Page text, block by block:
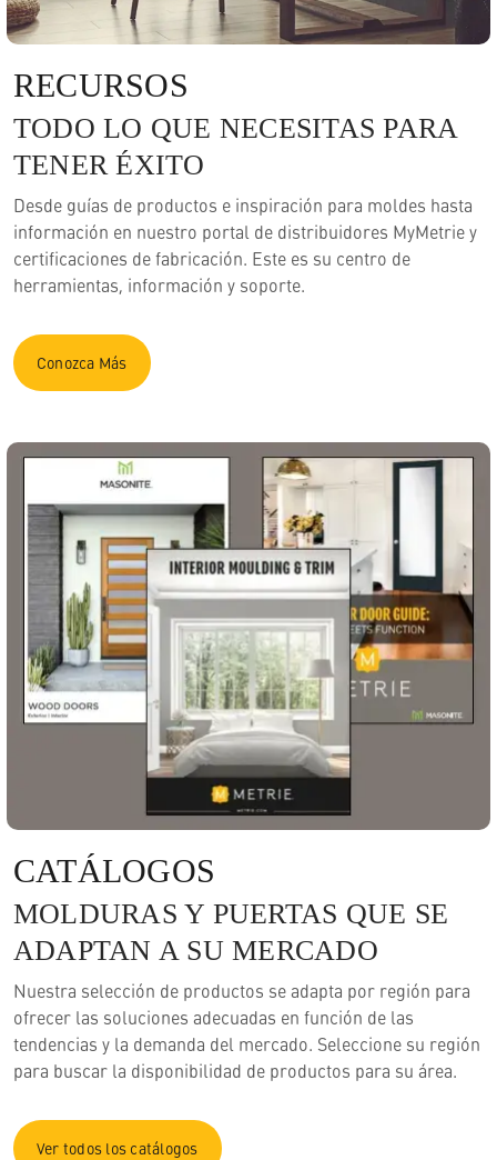
RECURSOS
TODO LO QUE NECESITAS PARA
TENER ÉXITO
Desde guías de productos e inspiración para moldes hasta
información en nuestro portal de distribuidores MyMetrie y
certificaciones de fabricación. Este es su centro de
herramientas, información y soporte.
Conozca Más
CATÁLOGOS
MOLDURAS Y PUERTAS QUE SE
ADAPTAN A SU MERCADO
Nuestra selección de productos se adapta por región para
ofrecer las soluciones adecuadas en función de las
tendencias y la demanda del mercado. Seleccione su región
para buscar la disponibilidad de productos para su área.
Ver todos los catálogos